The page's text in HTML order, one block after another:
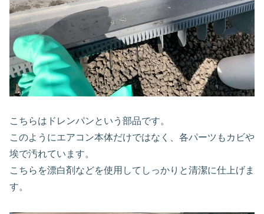
こちらはドレンパンという部品です。
このようにエアコン本体だけではなく、各パーツもカビや
埃で汚れています。
こちらを漂白剤などを使用してしっかりと清潔に仕上げま
す。